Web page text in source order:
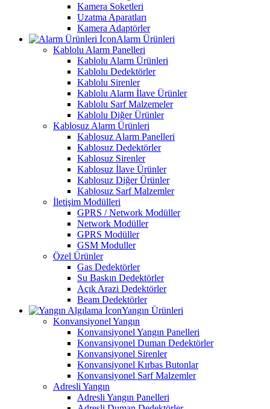
Kamera Soketleri
Uzatma Aparatları
Kamera Adaptörler
Alarm Ürünleri
Kablolu Alarm Panelleri
Kablolu Alarm Ürünleri
Kablolu Dedektörler
Kablolu Sirenler
Kablolu Alarm İlave Ürünler
Kablolu Sarf Malzemeler
Kablolu Diğer Ürünler
Kablosuz Alarm Ürünleri
Kablosuz Alarm Panelleri
Kablosuz Dedektörler
Kablosuz Sirenler
Kablosuz İlave Ürünler
Kablosuz Diğer Ürünler
Kablosuz Sarf Malzemler
İletişim Modülleri
GPRS / Network Modüller
Network Modüller
GPRS Modüller
GSM Moduller
Özel Ürünler
Gas Dedektörler
Su Baskın Dedektörler
Açık Arazi Dedektörler
Beam Dedektörler
Yangın Ürünleri
Konvansiyonel Yangın
Konvansiyonel Yangın Panelleri
Konvansiyonel Duman Dedektörler
Konvansiyonel Sirenler
Konvansiyonel Kırbas Butonlar
Konvansiyonel Sarf Malzemler
Adresli Yangın
Adresli Yangın Panelleri